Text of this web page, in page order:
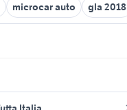
microcar auto gla 2018